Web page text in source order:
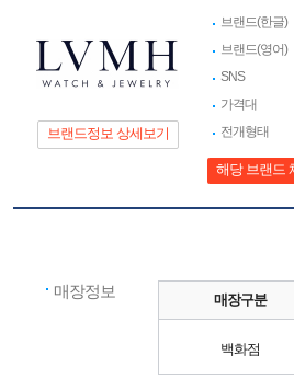
브랜드정보 상세보기
브랜드(한글)
브랜드(영어)
SNS
가격대
전개형태
해당 브랜드
매장정보 매장구분
백화점